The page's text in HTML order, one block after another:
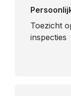
Toezicht
inspecties